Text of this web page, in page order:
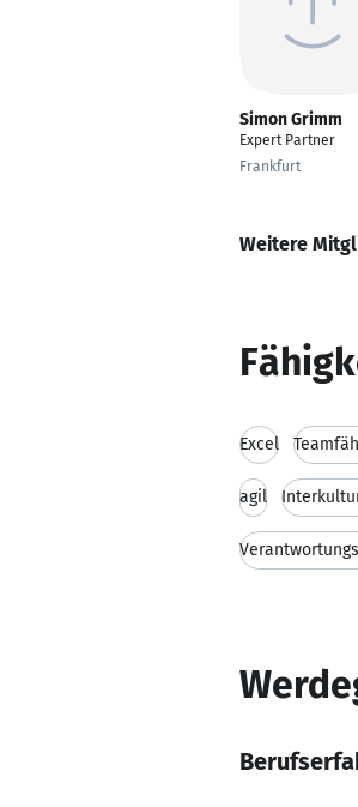
Simon Grimm
Expert Partner
Frankfurt
Weitere
Excel
agil